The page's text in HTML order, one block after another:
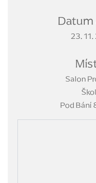
Datum
23.
Salon
Pod Bání